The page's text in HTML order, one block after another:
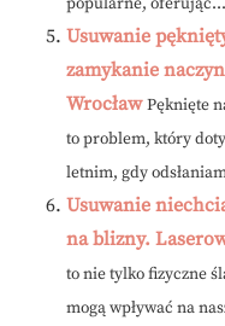
popularne, oferując...
Usuwanie
zamykanie
Wrocław Pęknięte
to problem, który
letnim, gdy
Usuwanie
na blizny.
to nie tylko fizyczne
mogą wpływać na